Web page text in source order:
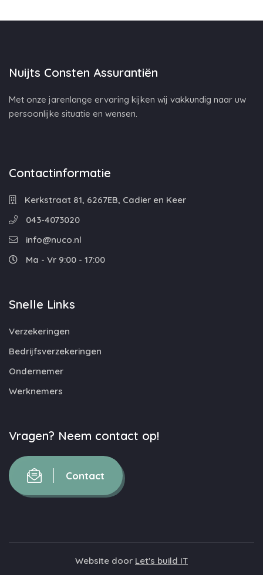
Nuijts Consten Assurantiën
Met onze jarenlange ervaring kijken wij vakkundig naar uw
persoonlijke situatie en wensen.
Contactinformatie
Kerkstraat 81, 6267EB, Cadier en Keer
043-4073020
info@nuco.nl
Ma - Vr 9:00 - 17:00
Snelle Links
Verzekeringen
Bedrijfsverzekeringen
Ondernemer
Werknemers
Vragen? Neem contact op!
Contact
Website door Let's build IT